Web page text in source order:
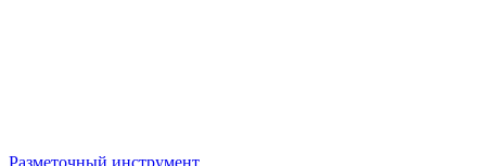
Разметочный инструмент